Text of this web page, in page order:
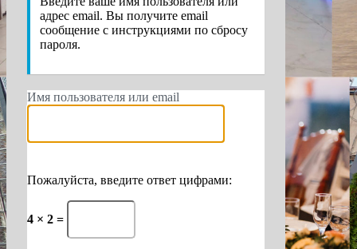
адрес email. Вы получите email
сообщение с инструкциями по сбросу
пароля.
Имя пользователя или email
Пожалуйста, введите ответ цифрами:
4 × 2 =